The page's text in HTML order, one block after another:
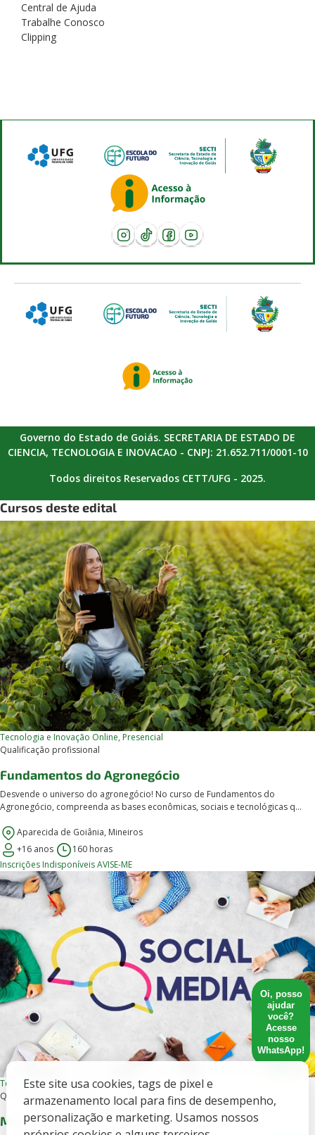
Oi, posso
ajudar
você?
Acesse
nosso
WhatsApp!
Este site usa cookies, tags de pixel e
armazenamento local para fins de desempenho,
personalização e marketing. Usamos nossos
Central de Ajuda
Trabalhe Conosco
Clipping
Governo do Estado de Goiás. SECRETARIA DE ESTADO DE
CIENCIA, TECNOLOGIA E INOVACAO - CNPJ: 21.652.711/0001-10
Todos direitos Reservados CETT/UFG - 2025.
Cursos deste edital
Tecnologia e Inovação Online, Presencial
Qualificação profissional
Fundamentos do Agronegócio
Desvende o universo do agronegócio! No curso de Fundamentos do
Agronegócio, compreenda as bases econômicas, sociais e tecnológicas q...
Aparecida de Goiânia, Mineiros
+16 anos
160 horas
Inscrições IndisponíveisAVISE-ME
Tecnologia e Inovação Online, Presencial
Qualificação profissional
Mídias Sociais